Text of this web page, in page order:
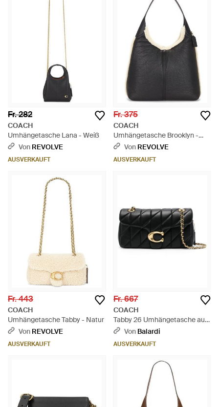
Fr. 282
COACH
Umhängetasche Lana - Weiß
Von REVOLVE
AUSVERKAUFT
Fr. 375
COACH
Umhängetasche Brooklyn -
Schwarz
Von REVOLVE
AUSVERKAUFT
Fr. 443
COACH
Umhängetasche Tabby - Natur
Von REVOLVE
AUSVERKAUFT
Fr. 667
COACH
Tabby 26 Umhängetasche aus
Leder - Schwarz
Von Balardi
AUSVERKAUFT